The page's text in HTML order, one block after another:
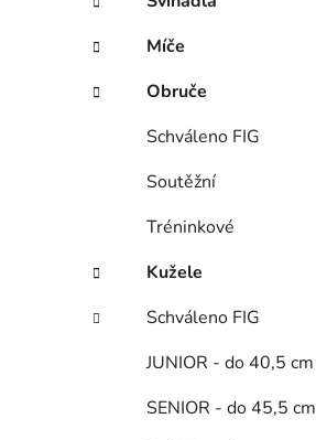
r
a
e
l
e
g
o
r
Míče
Obruče
Schváleno FIG
Soutěžní
Tréninkové
Kužele
Schváleno FIG
JUNIOR - do 40,5 cm
SENIOR - do 45,5 cm